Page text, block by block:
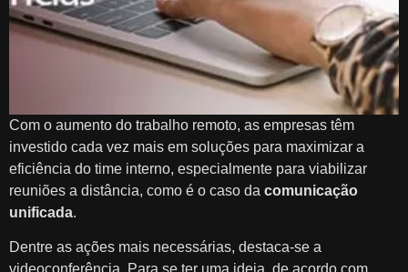
Com o aumento do trabalho remoto, as empresas têm
investido cada vez mais em soluções para maximizar a
eficiência do time interno, especialmente para viabilizar
reuniões a distância, como é o caso da comunicação
unificada.
Dentre as ações mais necessárias, destaca-se a